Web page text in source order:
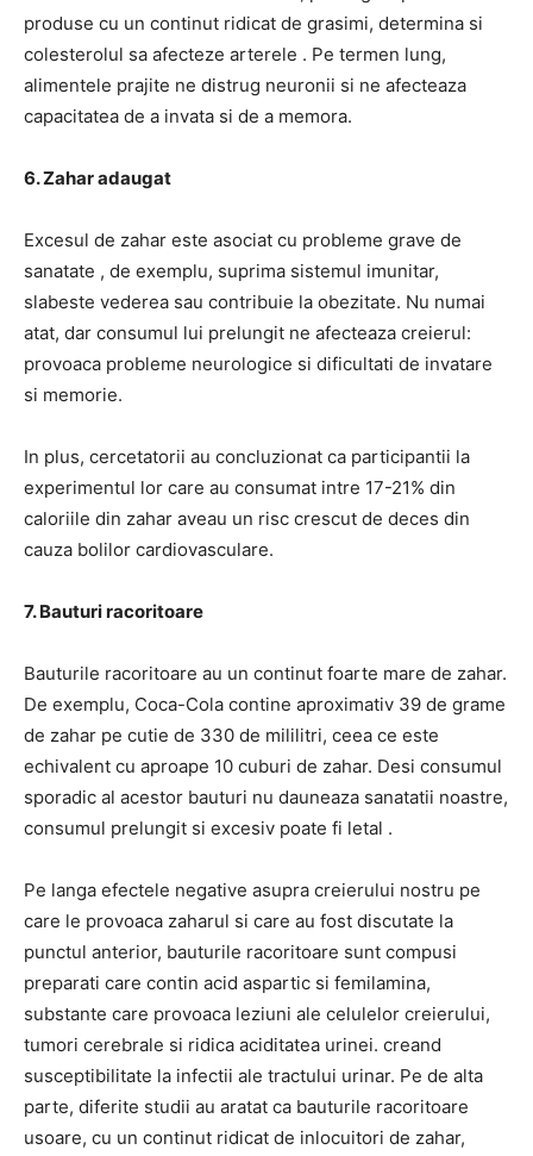
produse cu un continut ridicat de grasimi, determina si
colesterolul sa afecteze arterele . Pe termen lung,
alimentele prajite ne distrug neuronii si ne afecteaza
capacitatea de a invata si de a memora.
6. Zahar adaugat
Excesul de zahar este asociat cu probleme grave de
sanatate , de exemplu, suprima sistemul imunitar,
slabeste vederea sau contribuie la obezitate. Nu numai
atat, dar consumul lui prelungit ne afecteaza creierul:
provoaca probleme neurologice si dificultati de invatare
si memorie.
In plus, cercetatorii au concluzionat ca participantii la
experimentul lor care au consumat intre 17-21% din
caloriile din zahar aveau un risc crescut de deces din
cauza bolilor cardiovasculare.
7. Bauturi racoritoare
Bauturile racoritoare au un continut foarte mare de zahar.
De exemplu, Coca-Cola contine aproximativ 39 de grame
de zahar pe cutie de 330 de mililitri, ceea ce este
echivalent cu aproape 10 cuburi de zahar. Desi consumul
sporadic al acestor bauturi nu dauneaza sanatatii noastre,
consumul prelungit si excesiv poate fi letal .
Pe langa efectele negative asupra creierului nostru pe
care le provoaca zaharul si care au fost discutate la
punctul anterior, bauturile racoritoare sunt compusi
preparati care contin acid aspartic si femilamina,
substante care provoaca leziuni ale celulelor creierului,
tumori cerebrale si ridica aciditatea urinei. creand
susceptibilitate la infectii ale tractului urinar. Pe de alta
parte, diferite studii au aratat ca bauturile racoritoare
usoare, cu un continut ridicat de inlocuitori de zahar,